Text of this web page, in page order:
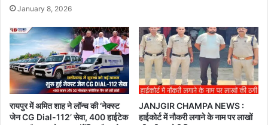
January 8, 2026
रायपुर में अमित शाह ने लॉन्च की ‘नेक्स्ट
जेन CG Dial-112’ सेवा, 400 हाईटेक
JANJGIR CHAMPA NEWS :
हाईकोर्ट में नौकरी लगाने के नाम पर लाखों